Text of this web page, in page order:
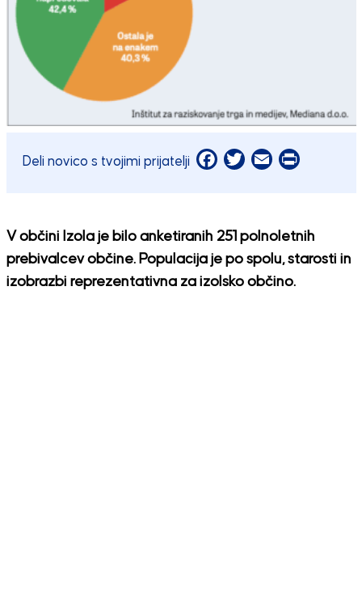
Deli novico s tvojimi prijatelji Facebook
Twitter
EmailPrint
V občini Izola je bilo anketiranih 251 polnoletnih
prebivalcev občine. Populacija je po spolu, starosti in
izobrazbi reprezentativna za izolsko občino.